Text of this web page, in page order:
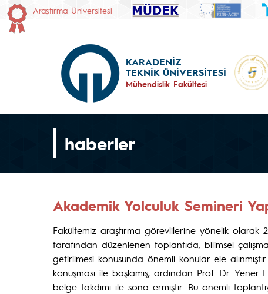
Araştırma Üniversitesi
KARADENİZ
TEKNİK ÜNİVERSİTESİ
Mühendislik Fakültesi
haberler
Akademik Yolculuk Semineri
Fakültemiz araştırma görevlilerine yönelik olarak
tarafından düzenlenen toplantıda, bilimsel
getirilmesi konusunda önemli konular ele
konuşması ile başlamış, ardından Prof. Dr. Yener
belge takdimi ile sona ermiştir. Bu önemli